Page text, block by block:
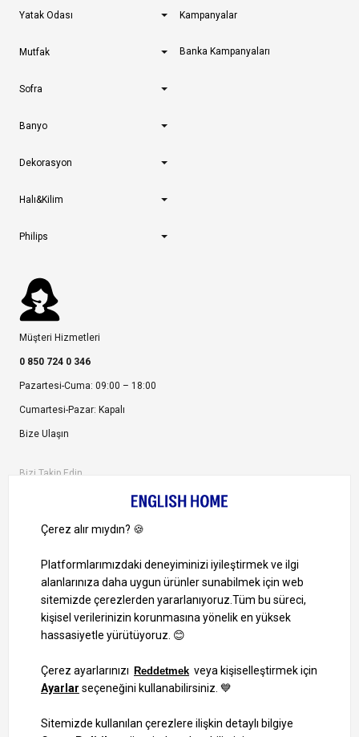
Yatak Odası
Mutfak
Sofra
Banyo
Dekorasyon
Halı&Kilim
Philips
Kampanyalar
Banka Kampanyaları
Müşteri Hizmetleri
0 850 724 0 346
Pazartesi-Cuma: 09:00 – 18:00
Cumartesi-Pazar: Kapalı
Bize Ulaşın
Bizi Takip Edin
1000 TL ve Üzeri Alışverişlerinizde Kargo Bedava!
Bilgi Toplum Hizmetleri
KVKK Veri İşleme Politikamız